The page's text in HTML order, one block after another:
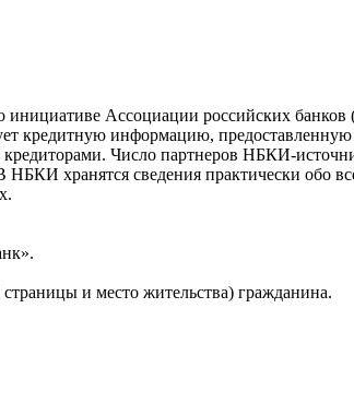
Ассоциации российских банков
кредитную информацию,
Число партнеров НБКИ-
НБКИ хранятся сведения практически обо
и место жительства) гражданина.